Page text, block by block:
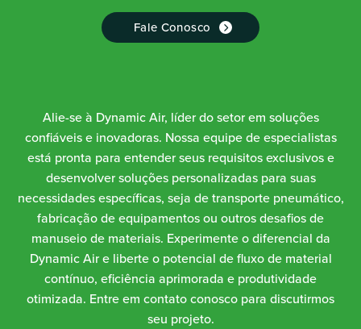
Fale Conosco
Alie-se à Dynamic Air, líder do setor em soluções
confiáveis e inovadoras. Nossa equipe de especialistas
está pronta para entender seus requisitos exclusivos e
desenvolver soluções personalizadas para suas
necessidades específicas, seja de transporte pneumático,
fabricação de equipamentos ou outros desafios de
manuseio de materiais. Experimente o diferencial da
Dynamic Air e liberte o potencial de fluxo de material
contínuo, eficiência aprimorada e produtividade
otimizada. Entre em contato conosco para discutirmos
seu projeto.